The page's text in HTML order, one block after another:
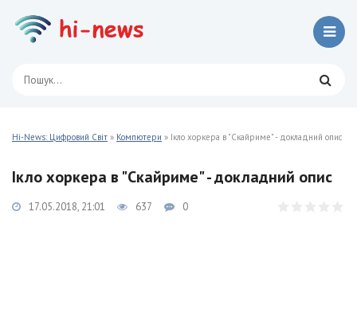
Hi-News: Цифровий Світ » Компютери » Ікло хоркера в "Скайриме" - докладний опис
Ікло хоркера в "Скайриме" - докладний опис
17.05.2018, 21:01 637 0